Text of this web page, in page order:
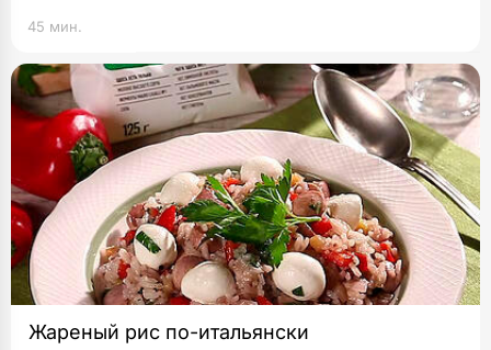
45 мин.
Жареный рис по-итальянски